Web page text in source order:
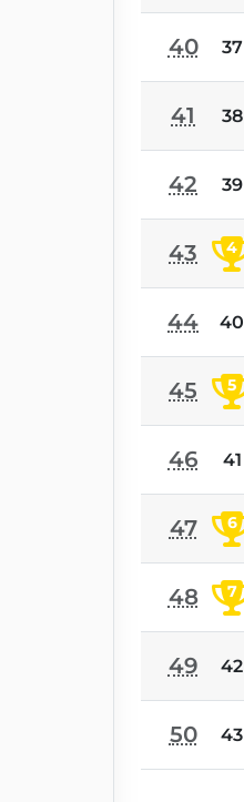
40 37
41 38
42 39
43 4
44 40
45 5
46 41
47 6
48 7
49 42
50 43